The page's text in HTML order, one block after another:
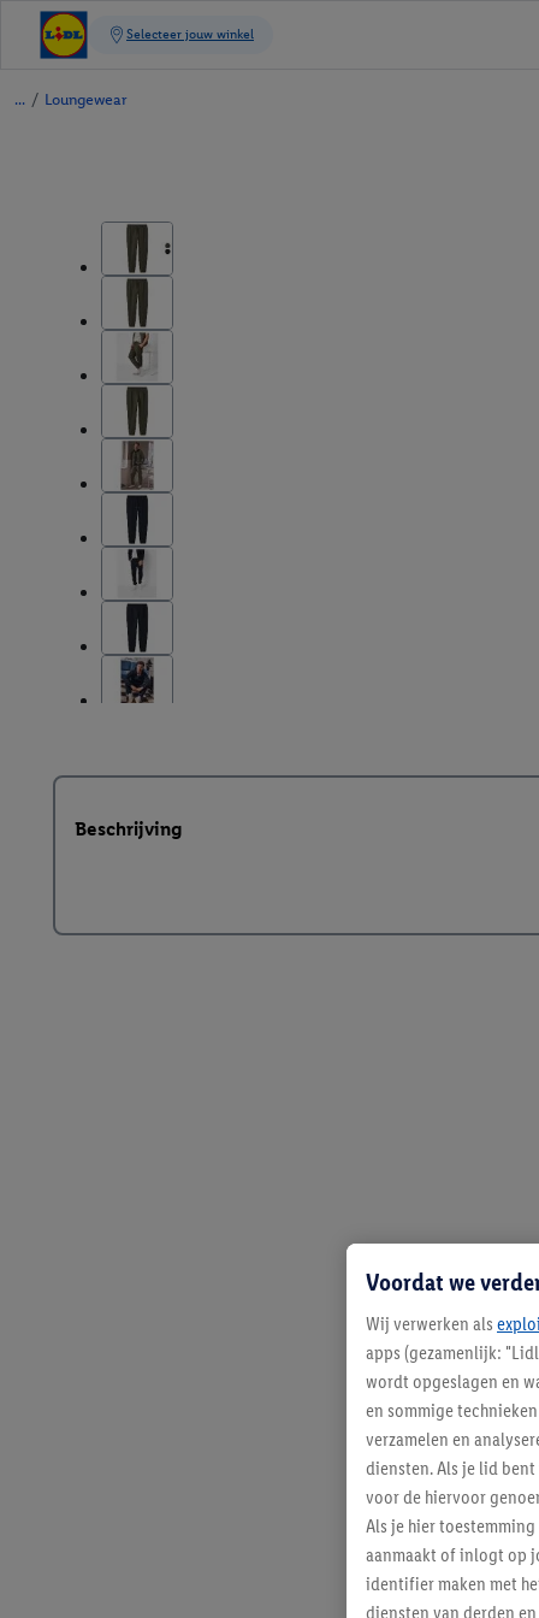
/ Loungewear
Beschrijving
Voordat we
Wij verwerken als
apps (gezamenlijk:
wordt opgeslagen en
en sommige
verzamelen en
diensten. Als je lid
voor de hiervoor
Als je hier
aanmaakt of inlogt op
identifier maken met
diensten van derden